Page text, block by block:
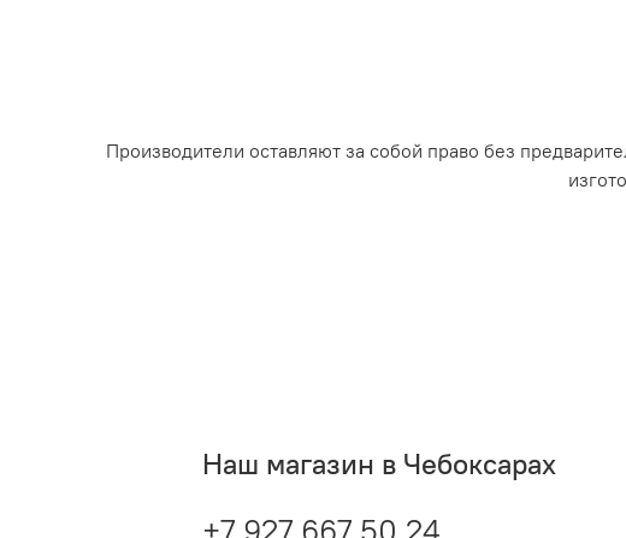
Производители оставляют за собой право без
Наш магазин в Чебоксарах